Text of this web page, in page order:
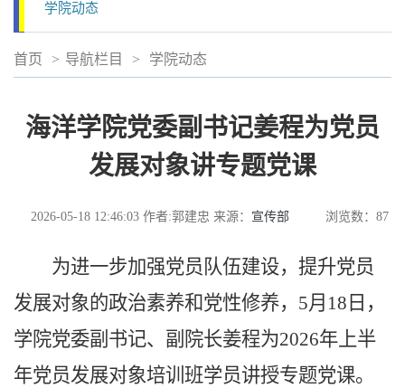
学院动态
首页 > 导航栏目 > 学院动态
海洋学院党委副书记姜程为党员
发展对象讲专题党课
2026-05-18 12:46:03 作者:郭建忠 来源： 宣传部 浏览数： 87
为进一步加强党员队伍建设，提升党员
发展对象的政治素养和党性修养，5月18日，
学院党委副书记、副院长姜程为2026年上半
年党员发展对象培训班学员讲授专题党课。